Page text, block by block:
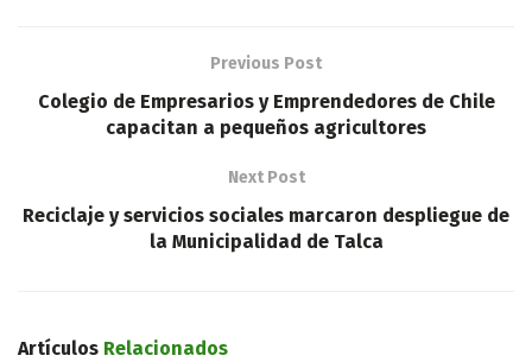
Previous Post
Colegio de Empresarios y Emprendedores de Chile
capacitan a pequeños agricultores
Next Post
Reciclaje y servicios sociales marcaron despliegue de
la Municipalidad de Talca
Artículos Relacionados